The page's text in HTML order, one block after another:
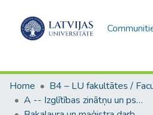
Home
A -- Izglītības zinātņu un psiholoģijas fakultāte / Faculty of Education Sciences and Psychology